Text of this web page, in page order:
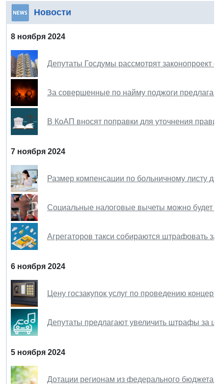
Новости
8 ноября 2024
Депутаты Госдумы рассмотрят законопроект
За совершенные по найму поджоги
В КоАП вносят поправки для уточнения
7 ноября 2024
Размер компенсации по больничному листу
Социальные налоговые вычеты можно будет
Агрегаторов такси собираются штрафовать
6 ноября 2024
Цену госзакупок услуг по проведению
Депутаты предлагают увеличить штрафы за
5 ноября 2024
Дотации регионам из федерального бюджета